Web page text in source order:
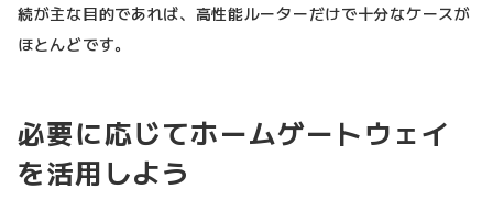
続が主な目的であれば、高性能ルーターだけで十分なケースが
ほとんどです。
必要に応じてホームゲートウェイ
を活用しよう